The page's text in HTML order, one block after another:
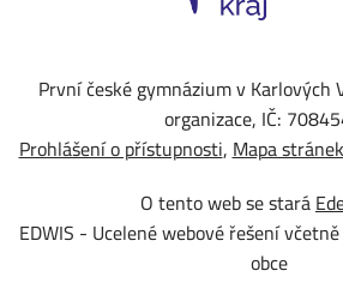
První české gymnázium v Karlových
organizace, IČ:
Prohlášení o přístupnosti Mapa stránek
O tento web se stará
EDWIS - Ucelené webové řešení
obce